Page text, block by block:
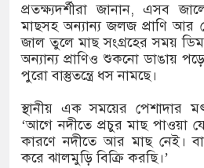
প্রতক্ষ্যদর্শীরা জানান, এসব
মাছসহ অন্যান্য জলজ প্রাণি আর
জাল তুলে মাছ সংগ্রহের সময়
অন্যান্য প্রাণিও শুকনো ডাঙায়
পুরো বাস্তুতন্ত্রে ধস নামছে।
স্থানীয় এক সময়ের পেশাদার
‘আগে নদীতে প্রচুর মাছ পাওয়া
কারণে নদীতে আর মাছ নেই।
করে ঝালমুড়ি বিক্রি করছি।’